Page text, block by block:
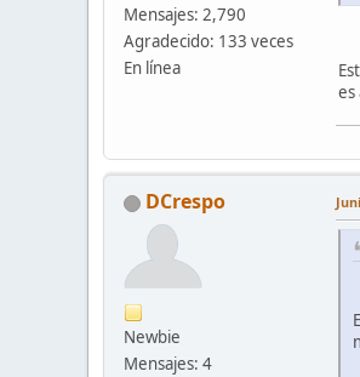
Mensajes: 2,790
Agradecido: 133 veces
En línea
es
DCrespo
Newbie
Mensajes: 4